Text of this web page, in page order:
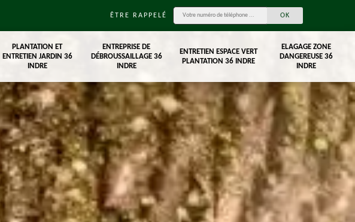
ÊTRE RAPPELÉ
PLANTATION ET
ENTRETIEN JARDIN 36
INDRE
ENTREPRISE DE
DÉBROUSSAILLAGE 36
INDRE
ENTRETIEN ESPACE VERT
PLANTATION 36 INDRE
ELAGAGE ZONE
DANGEREUSE 36
INDRE